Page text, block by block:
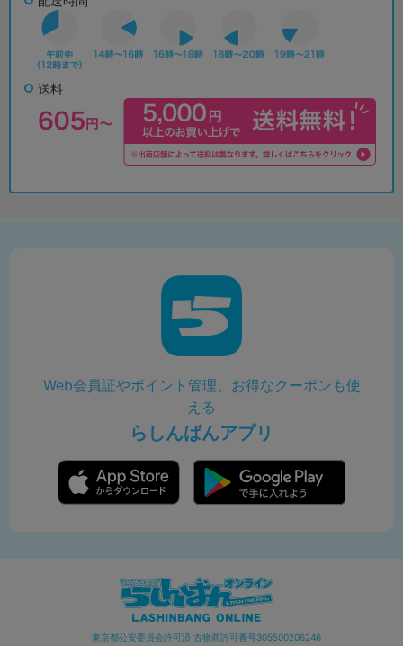
送料
Web会員証やポイント管理、お得なクーポンも使
える
らしんばんアプリ
東京都公安委員会許可済 古物商許可番号305500206246